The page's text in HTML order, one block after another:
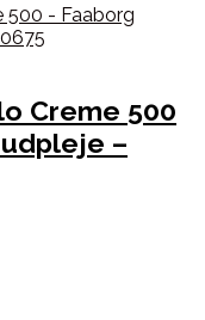
Creme 500
–